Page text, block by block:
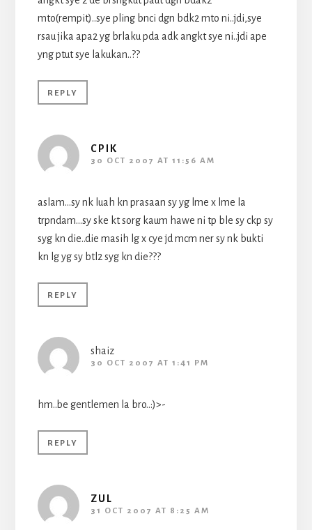
mto(rempit)..sye pling bnci dgn bdk2 mto ni..jdi,sye
rsau jika apa2 yg brlaku pda adk angkt sye ni..jdi ape
yng ptut sye lakukan..??
REPLY
CPIK
30 OCT 2007 AT 11:56 AM
aslam…sy nk luah kn prasaan sy yg lme x lme la
trpndam…sy ske kt sorg kaum hawe ni tp ble sy ckp sy
syg kn die..die masih lg x cye jd mcm ner sy nk bukti
kn lg yg sy btl2 syg kn die???
REPLY
shaiz
30 OCT 2007 AT 1:41 PM
hm..be gentlemen la bro..:)>-
REPLY
ZUL
31 OCT 2007 AT 8:25 AM